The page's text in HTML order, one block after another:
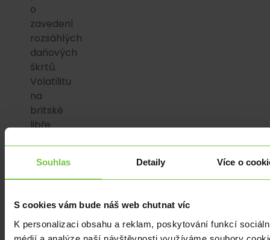
Souhlas Detaily Více o
S cookies vám bude náš web chutnat víc
K personalizaci obsahu a reklam, poskytování funkcí
o
zavedení
rozsáhlých
daňových
škrtů.
Volatilitu
na
britské
libře
dnech
budou
dále
podporovat